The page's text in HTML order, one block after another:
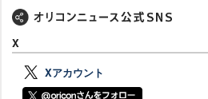
X
Xアカウント